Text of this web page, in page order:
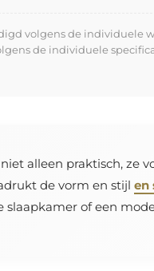
volgens de individuele
de individuele
alleen praktisch, ze
de vorm en stijl en
slaapkamer of een